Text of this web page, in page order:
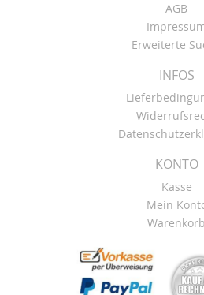
AGB
Erweiterte
INFOS
KONTO
Kasse
Mein
Warenkorb